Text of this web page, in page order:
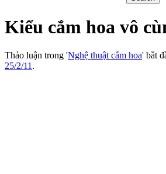
Kiểu cắm hoa vô
Thảo luận trong 'Nghệ thuật cắm hoa' bắt
25/2/11.